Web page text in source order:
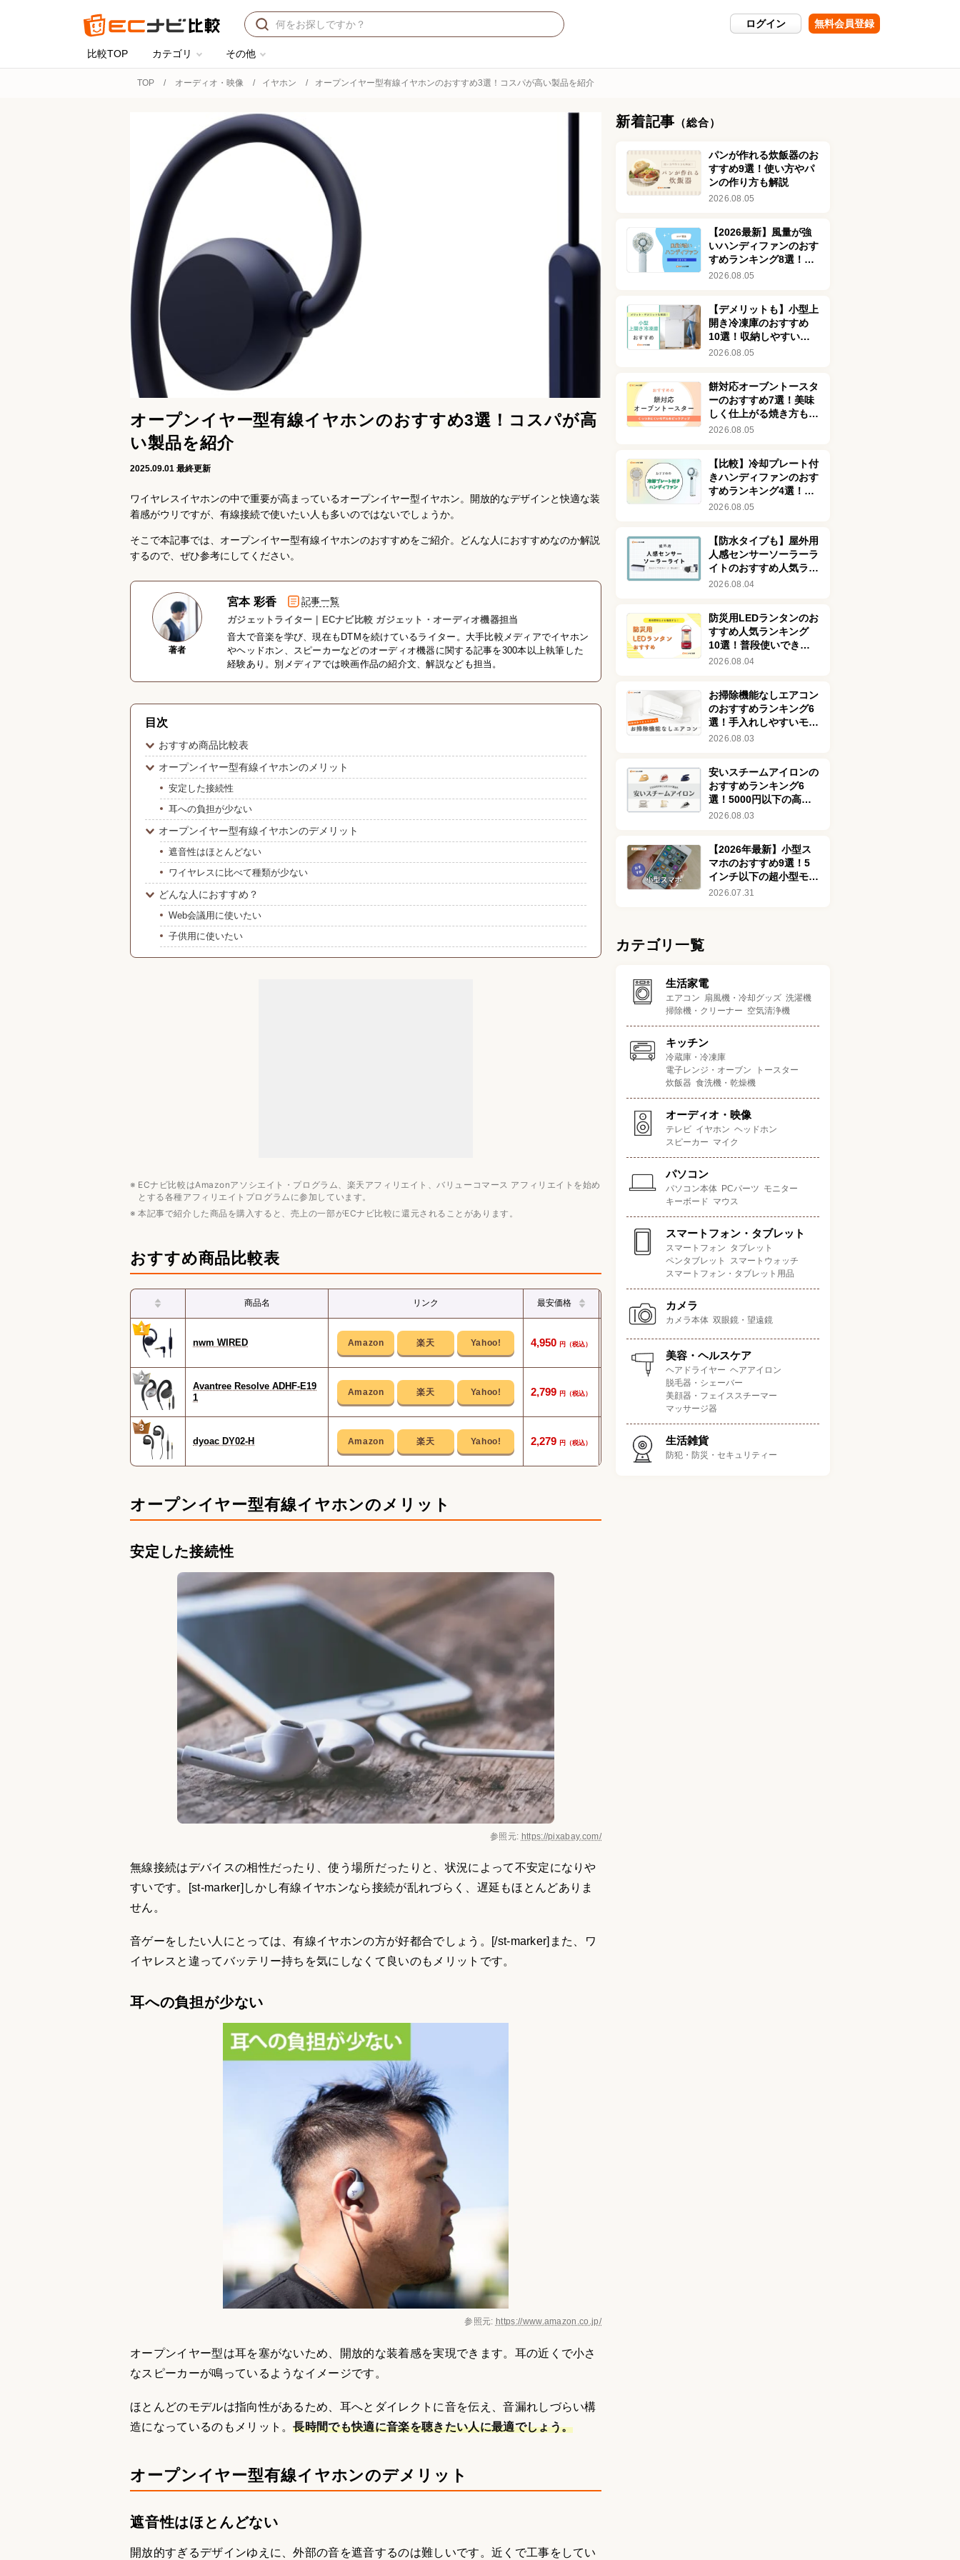
ログイン 無料会員登録
比較TOP カテゴリ その他
TOP オーディオ・映像 イヤホン オープンイヤー型有線イヤホンのおすすめ3選！コスパが高い製品を紹介
オープンイヤー型有線イヤホンのおすすめ3選！コスパが高
い製品を紹介
2025.09.01 最終更新
ワイヤレスイヤホンの中で重要が高まっているオープンイヤー型イヤホン。開放的なデザインと快適な装
着感がウリですが、有線接続で使いたい人も多いのではないでしょうか。
そこで本記事では、オープンイヤー型有線イヤホンのおすすめをご紹介。どんな人におすすめなのか解説
するので、ぜひ参考にしてください。
著者
宮本 彩香
記事一覧
ガジェットライター｜ECナビ比較 ガジェット・オーディオ機器担当
音大で音楽を学び、現在もDTMを続けているライター。大手比較メディアでイヤホン
やヘッドホン、スピーカーなどのオーディオ機器に関する記事を300本以上執筆した
経験あり。別メディアでは映画作品の紹介文、解説なども担当。
目次
おすすめ商品比較表
オープンイヤー型有線イヤホンのメリット
安定した接続性
耳への負担が少ない
オープンイヤー型有線イヤホンのデメリット
遮音性はほとんどない
ワイヤレスに比べて種類が少ない
どんな人におすすめ？
Web会議用に使いたい
子供用に使いたい
音ゲーで使いたい
ECナビ比較はAmazonアソシエイト・プログラム、楽天アフィリエイト、バリューコマース アフィリエイトを始め
とする各種アフィリエイトプログラムに参加しています。
本記事で紹介した商品を購入すると、売上の一部がECナビ比較に還元されることがあります。
おすすめ商品比較表
商品名 リンク 最安価格 ポイント
1
nwm WIRED 4,950 4.0 4.0
2
Avantree Resolve ADHF-E19
1
2,799 フィット感を調整できるモデル 3.5 /5.0
3
dyoac DY02-H 2,279 着けているのを忘れるほど軽い
オープンイヤー型有線イヤホンのメリット
安定した接続性
参照元: https://pixabay.com/
無線接続はデバイスの相性だったり、使う場所だったりと、状況によって不安定になりや
すいです。[st-marker]しかし有線イヤホンなら接続が乱れづらく、遅延もほとんどありま
せん。
音ゲーをしたい人にとっては、有線イヤホンの方が好都合でしょう。[/st-marker]また、ワ
イヤレスと違ってバッテリー持ちを気にしなくて良いのもメリットです。
耳への負担が少ない
参照元: https://www.amazon.co.jp/
オープンイヤー型は耳を塞がないため、開放的な装着感を実現できます。耳の近くで小さ
なスピーカーが鳴っているようなイメージです。
ほとんどのモデルは指向性があるため、耳へとダイレクトに音を伝え、音漏れしづらい構
造になっているのもメリット。長時間でも快適に音楽を聴きたい人に最適でしょう。
オープンイヤー型有線イヤホンのデメリット
遮音性はほとんどない
開放的すぎるデザインゆえに、外部の音を遮音するのは難しいです。近くで工事をしてい
新着記事 （総合）
パンが作れる炊飯器のお
すすめ9選！使い方やパ
ンの作り方も解説
2026.08.05
【2026最新】風量が強
いハンディファンのおす
すめランキング8選！最
強クラスの強風モデルも
2026.08.05
【デメリットも】小型上
開き冷凍庫のおすすめ
10選！収納しやすいモ
デルも
2026.08.05
餅対応オーブントースタ
ーのおすすめ7選！美味
しく仕上がる焼き方も紹
介
2026.08.05
【比較】冷却プレート付
きハンディファンのおす
すめランキング4選！冷
感最強クラスの体
2026.08.05
【防水タイプも】屋外用
人感センサーソーラーラ
イトのおすすめ人気ラン
キング8選！おしゃれな
2026.08.04
防災用LEDランタンのお
すすめ人気ランキング
10選！普段使いできる
おしゃれな商品も
2026.08.04
お掃除機能なしエアコン
のおすすめランキング6
選！手入れしやすいモデ
ルを紹介
2026.08.03
安いスチームアイロンの
おすすめランキング6
選！5000円以下の高コ
スパ商品を厳選
2026.08.03
【2026年最新】小型ス
マホのおすすめ9選！5
インチ以下の超小型モデ
ルを厳選してご紹介
2026.07.31
カテゴリ一覧
生活家電
エアコン 扇風機・冷却グッズ 洗濯機
掃除機・クリーナー 空気清浄機
キッチン
冷蔵庫・冷凍庫
電子レンジ・オーブン
トースター
炊飯器 食洗機・乾燥機
オーディオ・映像
テレビ イヤホン ヘッドホン
スピーカー マイク
パソコン
パソコン本体 PCパーツ モニター
キーボード マウス
スマートフォン・タブレット
スマートフォン タブレット
ペンタブレット
スマートウォッチ
スマートフォン・タブレット用品
カメラ
カメラ本体 双眼鏡・望遠鏡
美容・ヘルスケア
ヘアドライヤー ヘアアイロン
脱毛器・シェーバー
美顔器・フェイススチーマー
マッサージ器
生活雑貨
防犯・防災・セキュリティー